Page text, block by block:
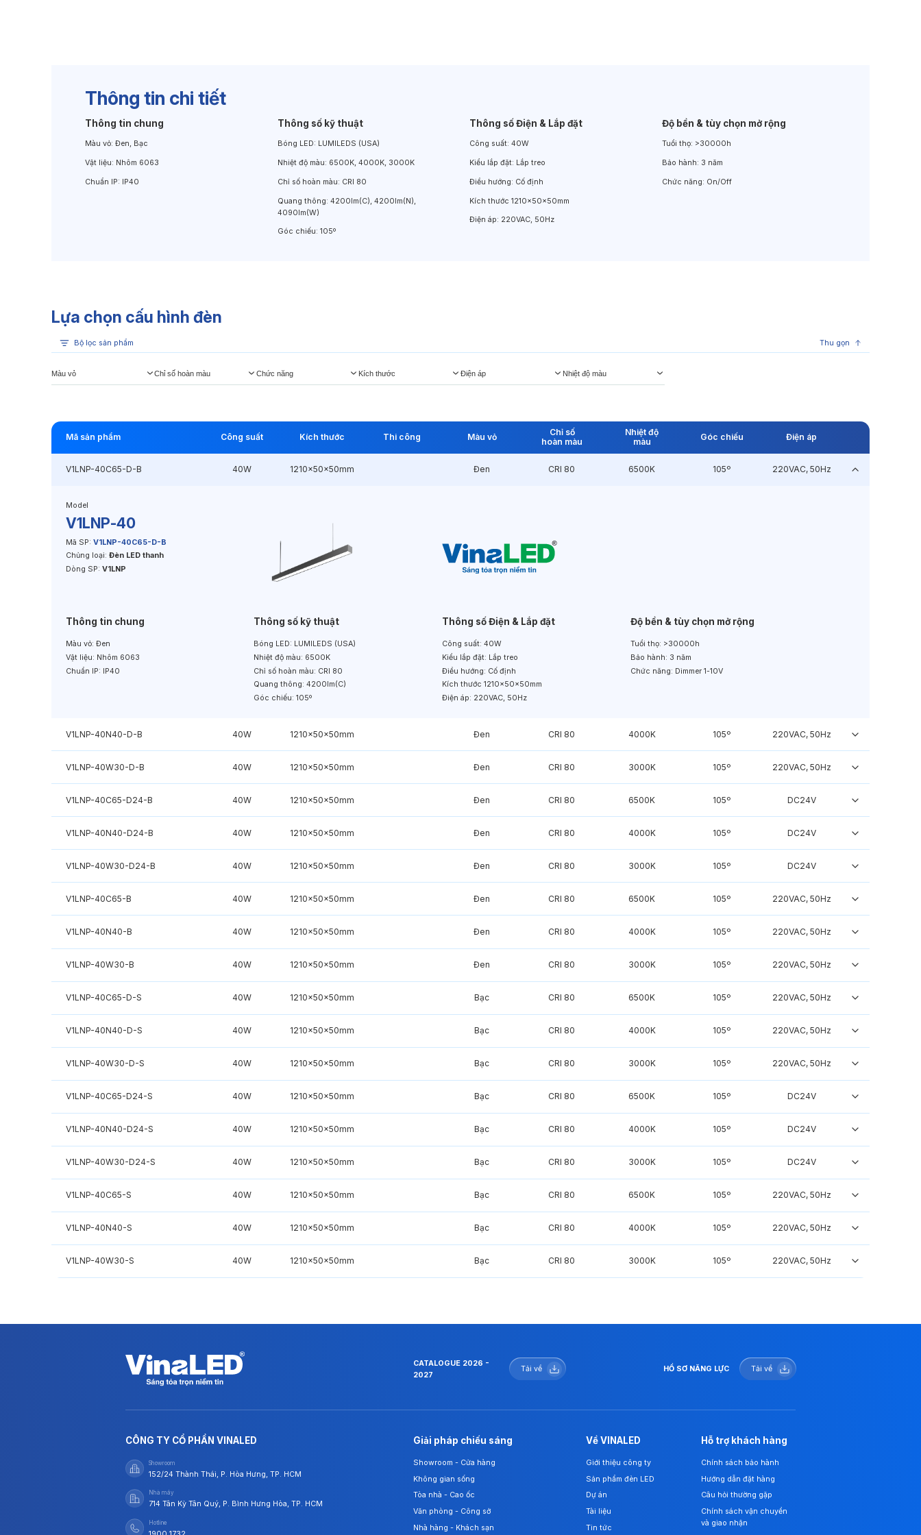
Thông tin chi tiết
Thông tin chung
Màu vỏ: Đen, Bạc
Vật liệu: Nhôm 6063
Chuẩn IP: IP40
Thông số kỹ thuật
Bóng LED: LUMILEDS (USA)
Nhiệt độ màu: 6500K, 4000K, 3000K
Chỉ số hoàn màu: CRI 80
Quang thông: 4200lm(C), 4200lm(N),
4090lm(W)
Góc chiếu: 105º
Thông số Điện & Lắp đặt
Công suất:40W
Kiểu lắp đặt: Lắp treo
Điều hướng: Cố định
Kích thước1210x50x50mm
Điện áp: 220VAC, 50Hz
Độ bền & tùy chọn mở rộng
Tuổi thọ: >30000h
Bảo hành: 3 năm
Chức năng: On/Off
Lựa chọn cấu hình đèn
Bộ lọc sản phẩm Thu gọn
Màu vỏ Chỉ số hoàn màu Chức năng Kích thước Điện áp Nhiệt độ màu
Mã sản phẩm Công suất Kích thước Thi công Màu vỏ
Chỉ số
hoàn màu
Nhiệt độ
màu
Góc chiếu Điện áp
V1LNP-40C65-D-B 40W 1210x50x50mm Đen CRI 80 6500K 105º 220VAC, 50Hz
Model
V1LNP-40
Mã SP: V1LNP-40C65-D-B
Chủng loại: Đèn LED thanh
Dòng SP: V1LNP
Thông tin chung
Màu vỏ: Đen
Vật liệu: Nhôm 6063
Chuẩn IP: IP40
Thông số kỹ thuật
Bóng LED: LUMILEDS (USA)
Nhiệt độ màu: 6500K
Chỉ số hoàn màu: CRI 80
Quang thông: 4200lm(C)
Góc chiếu: 105º
Thông số Điện & Lắp đặt
Công suất: 40W
Kiểu lắp đặt: Lắp treo
Điều hướng: Cố định
Kích thước 1210x50x50mm
Điện áp: 220VAC, 50Hz
Độ bền & tùy chọn mở rộng
Tuổi thọ: >30000h
Bảo hành: 3 năm
Chức năng: Dimmer 1-10V
V1LNP-40N40-D-B 40W 1210x50x50mm Đen CRI 80 4000K 105º 220VAC, 50Hz
V1LNP-40W30-D-B 40W 1210x50x50mm Đen CRI 80 3000K 105º 220VAC, 50Hz
V1LNP-40C65-D24-B 40W 1210x50x50mm Đen CRI 80 6500K 105º DC24V
V1LNP-40N40-D24-B 40W 1210x50x50mm Đen CRI 80 4000K 105º DC24V
V1LNP-40W30-D24-B 40W 1210x50x50mm Đen CRI 80 3000K 105º DC24V
V1LNP-40C65-B 40W 1210x50x50mm Đen CRI 80 6500K 105º 220VAC, 50Hz
V1LNP-40N40-B 40W 1210x50x50mm Đen CRI 80 4000K 105º 220VAC, 50Hz
V1LNP-40W30-B 40W 1210x50x50mm Đen CRI 80 3000K 105º 220VAC, 50Hz
V1LNP-40C65-D-S 40W 1210x50x50mm Bạc CRI 80 6500K 105º 220VAC, 50Hz
V1LNP-40N40-D-S 40W 1210x50x50mm Bạc CRI 80 4000K 105º 220VAC, 50Hz
V1LNP-40W30-D-S 40W 1210x50x50mm Bạc CRI 80 3000K 105º 220VAC, 50Hz
V1LNP-40C65-D24-S 40W 1210x50x50mm Bạc CRI 80 6500K 105º DC24V
V1LNP-40N40-D24-S 40W 1210x50x50mm Bạc CRI 80 4000K 105º DC24V
V1LNP-40W30-D24-S 40W 1210x50x50mm Bạc CRI 80 3000K 105º DC24V
V1LNP-40C65-S 40W 1210x50x50mm Bạc CRI 80 6500K 105º 220VAC, 50Hz
V1LNP-40N40-S 40W 1210x50x50mm Bạc CRI 80 4000K 105º 220VAC, 50Hz
V1LNP-40W30-S 40W 1210x50x50mm Bạc CRI 80 3000K 105º 220VAC, 50Hz
CATALOGUE 2026 -
2027
Tải về HỒ SƠ NĂNG LỰC Tải về
CÔNG TY CỔ PHẦN VINALED
Showroom
152/24 Thành Thái, P. Hòa Hưng, TP. HCM
Nhà máy
714 Tân Kỳ Tân Quý, P. Bình Hưng Hòa, TP. HCM
Hotline
Giải pháp chiếu sáng
Showroom - Cửa hàng
Không gian sống
Tòa nhà - Cao ốc
Văn phòng - Công sở
Nhà hàng - Khách sạn
Về VINALED
Giới thiệu công ty
Sản phẩm đèn LED
Dự án
Tài liệu
Tin tức
Hỗ trợ khách hàng
Chính sách bảo hành
Hướng dẫn đặt hàng
Câu hỏi thường gặp
Chính sách vận chuyển
và giao nhận